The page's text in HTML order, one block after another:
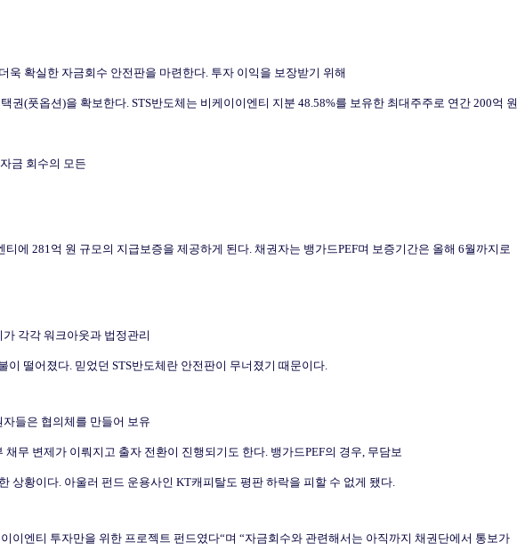
욱 확실한 자금회수 안전판을 마련한다 투자 이익을 보장받기 위해
권(풋옵션)을 확보한다 . STS반도체는 비케이이엔티 지분 48.58%를 보유한 최대주주로 연간 200억 원
금 회수의 모든
티에 281억 원 규모의 지급보증을 제공하게 된다. 채권자는 뱅가드PEF며 보증기간은 올해 6월까지로
각각 워크아웃과 법정관리
이 떨어졌다. 믿었던 STS반도체란 안전판이 무너졌기 때문이다.
들은 협의체를 만들어 보유
채무 변제가 이뤄지고 출자 전환이 진행되기도 한다. 뱅가드PEF의 경우, 무담보
상황이다. 아울러 펀드 운용사인 KT캐피탈도 평판 하락을 피할 수 없게 됐다.
이엔티 투자만을 위한 프로젝트 펀드였다“며 “자금회수와 관련해서는 아직까지 채권단에서 통보가